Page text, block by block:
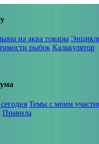
на аква товары
рыбок Калькулятор
Темы с моим
Правила